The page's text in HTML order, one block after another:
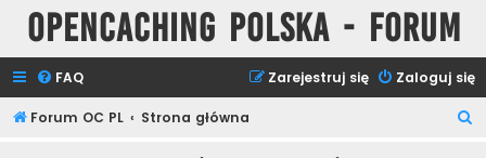
Opencaching Polska - Forum
FAQ Zaloguj się
Zarejestruj się
Forum OC PL Strona główna